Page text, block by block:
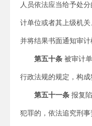
人员依法应当给予处
计单位或者其上级机
并将结果书面通知审计
第五十条 被审计
行政法规的规定，构成
第五十一条 报复
犯罪的，依法追究刑事